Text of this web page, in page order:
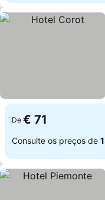
De € 71
Consulte os preços de